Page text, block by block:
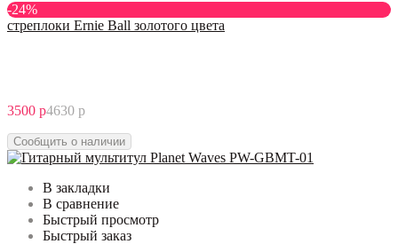
-24%
стреплоки Ernie Ball золотого цвета
3500 р4630 р
Сообщить о наличии
В закладки
В сравнение
Быстрый просмотр
Быстрый заказ